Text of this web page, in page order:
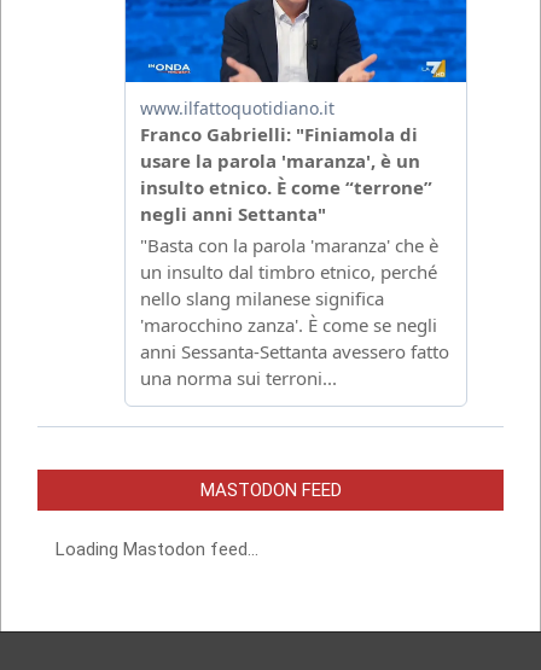
MASTODON FEED
Loading Mastodon feed...